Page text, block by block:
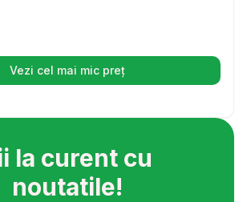
oferindu-le protectie si siguranta in
Vezi cel mai mic preț(se deschide într-o filă nouă)
la curent cu
noutatile!